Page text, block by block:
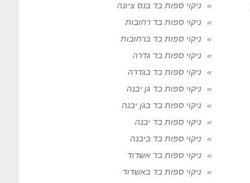
ניקוי ספות בד בנס ציונה
ניקוי ספות בד רחובות
ניקוי ספות בד ברחובות
ניקוי ספות בד גדרה
ניקוי ספות בד בגדרה
ניקוי ספות בד גן יבנה
ניקוי ספות בד בגן יבנה
ניקוי ספות בד יבנה
ניקוי ספות בד ביבנה
ניקוי ספות בד אשדוד
ניקוי ספות בד באשדוד